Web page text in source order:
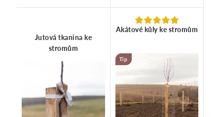
Jutová tkanina ke
stromům
Akátové kůly ke stromům
Tip